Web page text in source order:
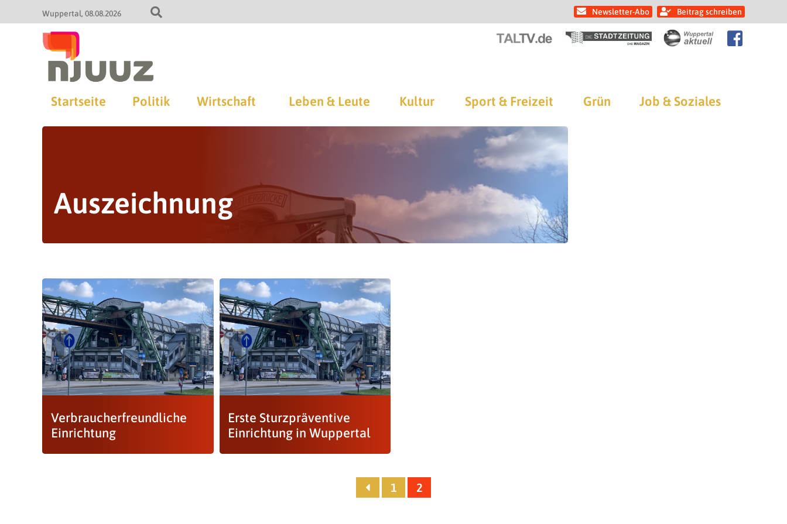
Wuppertal 08.08.2026 Newsletter-Abo Beitrag schreiben
Startseite Politik Wirtschaft Leben & Leute Kultur Sport & Freizeit Grün Job & Soziales
Auszeichnung
Verbraucherfreundliche
Einrichtung
Erste Sturzpräventive
Einrichtung in Wuppertal
1 2